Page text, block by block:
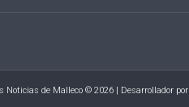
Noticias de Malleco © 2026 | Desarrollador por